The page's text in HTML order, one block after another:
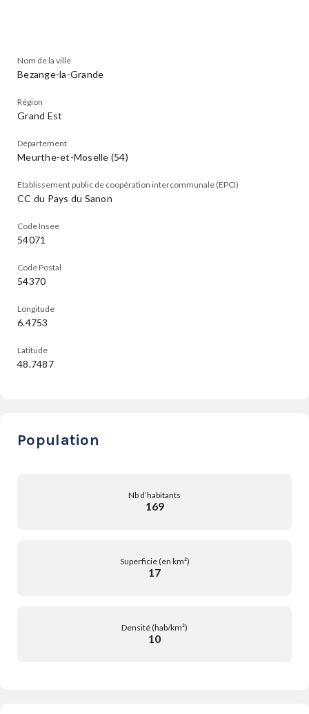
Nom de la ville
Bezange-la-Grande
Région
Grand Est
Département
Meurthe-et-Moselle (54)
Etablissement public de coopération intercommunale (EPCI)
CC du Pays du Sanon
Code Insee
54071
Code Postal
54370
Longitude
6.4753
Latitude
48.7487
Population
Nb d’habitants
169
Superficie (en km²)
17
Densité (hab/km²)
10